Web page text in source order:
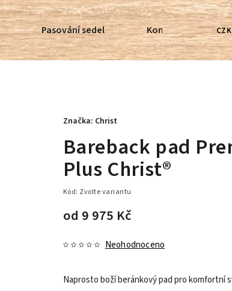
CZK
Pasování sedel Kontroly
Bareback pad
Plus Christ®
Kód: Zvolte variantu
od 9 975 Kč
Neohodnoceno
Naprosto boží beránkový pad pro komfortní
Značka: Christ